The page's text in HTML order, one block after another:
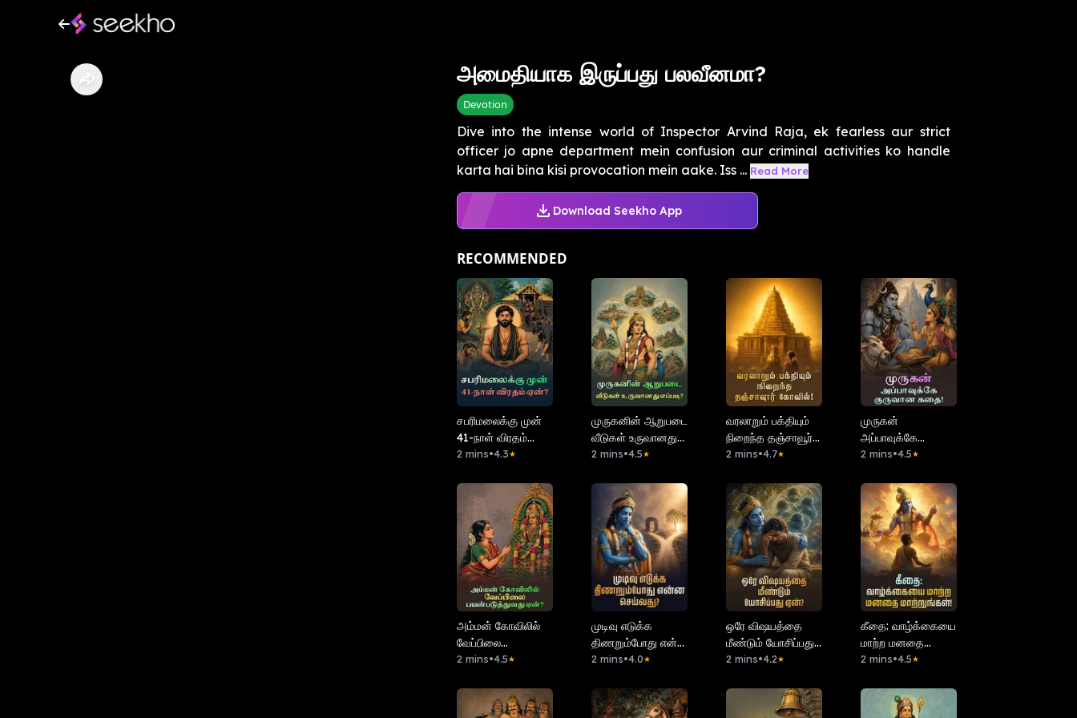
அமைதியாக இருப்பது பலவீனமா?
Devotion
Dive into the intense world of Inspector Arvind Raja, ek fearless aur strict
officer jo apne department mein confusion aur criminal activities ko handle
karta hai bina kisi provocation mein aake. Iss ... Read More
Download Seekho App
RECOMMENDED
சபரிமலைக்கு முன்
41-நாள் விரதம்
ஏன்?
2 mins•4.3★
முருகனின் ஆறுபடை
வீடுகள் உருவானது
எப்படி?
2 mins•4.5★
வரலாறும் பக்தியும்
நிறைந்த தஞ்சாவூர்
கோவில்!
2 mins•4.7★
முருகன்
அப்பாவுக்கே
குருவான கதை!
2 mins•4.5★
அம்மன் கோவிலில்
வேப்பிலை
பயன்படுத்துவது
2 mins•4.5★
முடிவு எடுக்க
திணறும்போது என்ன
செய்வது?
2 mins•4.0★
ஒரே விஷயத்தை
மீண்டும் யோசிப்பது
ஏன்?
2 mins•4.2★
கீதை: வாழ்க்கையை
மாற்ற மனதை
மாற்றுங்கள்!
2 mins•4.5★